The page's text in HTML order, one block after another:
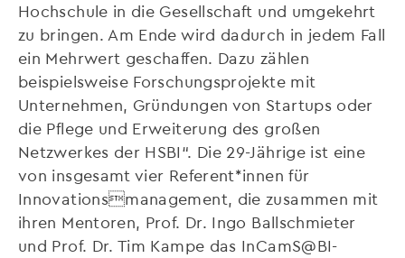
Hochschule in die Gesellschaft und umgekehrt
zu bringen. Am Ende wird dadurch in jedem Fall
ein Mehrwert geschaffen. Dazu zählen
beispielsweise Forschungsprojekte mit
Unternehmen, Gründungen von Startups oder
die Pflege und Erweiterung des großen
Netzwerkes der HSBI“. Die 29-Jährige ist eine
von insgesamt vier Referent*innen für
Innovationsmanagement, die zusammen mit
ihren Mentoren, Prof. Dr. Ingo Ballschmieter
und Prof. Dr. Tim Kampe das InCamS@BI-